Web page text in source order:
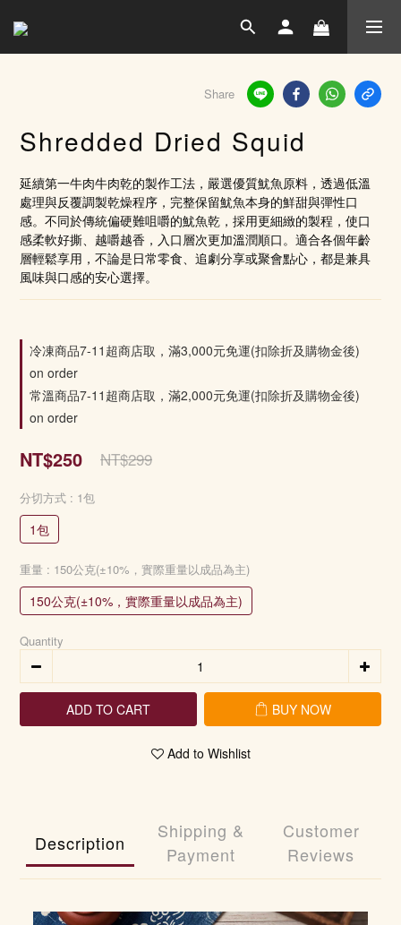
Share
Shredded Dried Squid
延續第一牛肉牛肉乾的製作工法，嚴選優質魷魚原料，透過低溫
處理與反覆調製乾燥程序，完整保留魷魚本身的鮮甜與彈性口
感。不同於傳統偏硬難咀嚼的魷魚乾，採用更細緻的製程，使口
感柔軟好撕、越嚼越香，入口層次更加溫潤順口。適合各個年齡
層輕鬆享用，不論是日常零食、追劇分享或聚會點心，都是兼具
風味與口感的安心選擇。
冷凍商品7-11超商店取，滿3,000元免運(扣除折及購物金後)
on order
常溫商品7-11超商店取，滿2,000元免運(扣除折及購物金後)
on order
NT$250 NT$299
分切方式 : 1包
1包
重量 : 150公克(±10%，實際重量以成品為主)
150公克(±10%，實際重量以成品為主)
Quantity
ADD TO CART BUY NOW
Add to Wishlist
Description
Shipping &
Payment
Customer
Reviews